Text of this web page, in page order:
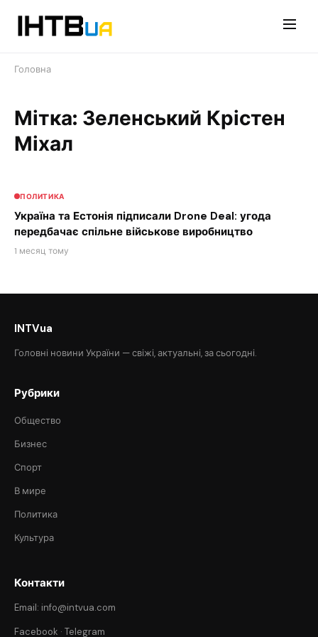
Головна
Мітка: Зеленський Крістен
Міхал
ПОЛИТИКА
Україна та Естонія підписали Drone Deal: угода
передбачає спільне військове виробництво
1 месяц тому
INTVua
Головні новини України — свіжі, актуальні, за сьогодні.
Рубрики
Общество
Бизнес
Спорт
В мире
Политика
Культура
Контакти
Email: info@intvua.com
Facebook · Telegram